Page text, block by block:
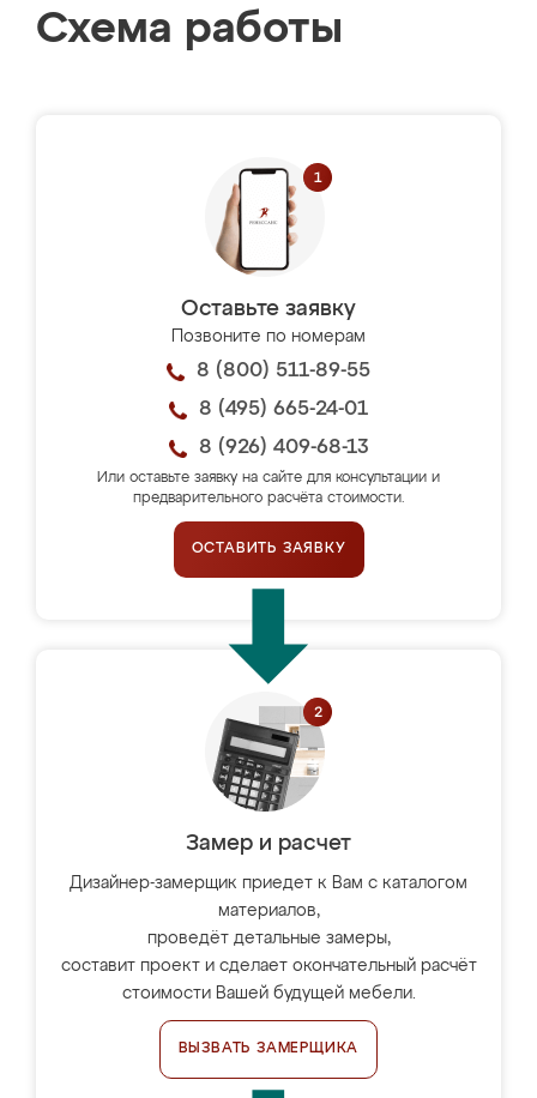
Схема работы
Оставьте заявку
Позвоните по номерам
8 (800) 511-89-55
8 (495) 665-24-01
8 (926) 409-68-13
Или оставьте заявку на сайте для консультации и
предварительного расчёта стоимости.
ОСТАВИТЬ ЗАЯВКУ
Замер и расчет
Дизайнер-замерщик приедет к Вам с каталогом
материалов,
проведёт детальные замеры,
составит проект и сделает окончательный расчёт
стоимости Вашей будущей мебели.
ВЫЗВАТЬ ЗАМЕРЩИКА